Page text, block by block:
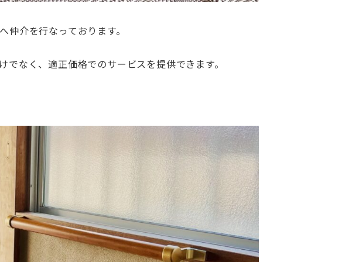
介を行なっております。
なく、適正価格でのサービスを提供できます。